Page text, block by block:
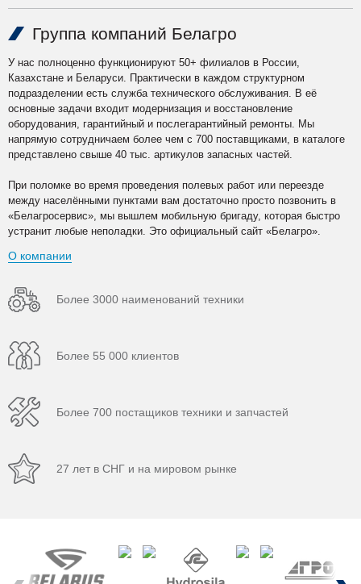
Группа компаний Белагро
У нас полноценно функционируют 50+ филиалов в России,
Казахстане и Беларуси. Практически в каждом структурном
подразделении есть служба технического обслуживания. В её
основные задачи входит модернизация и восстановление
оборудования, гарантийный и послегарантийный ремонты. Мы
напрямую сотрудничаем более чем с 700 поставщиками, в каталоге
представлено свыше 40 тыс. артикулов запасных частей.
При поломке во время проведения полевых работ или переезде
между населёнными пунктами вам достаточно просто позвонить в
«Белагросервис», мы вышлем мобильную бригаду, которая быстро
устранит любые неполадки. Это официальный сайт «Белагро».
О компании
Более 3000 наименований техники
Более 55 000 клиентов
Более 700 постащиков техники и запчастей
27 лет в СНГ и на мировом рынке